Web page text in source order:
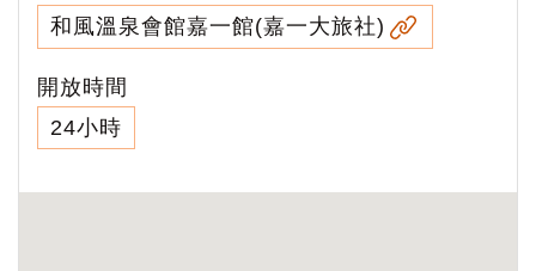
和風溫泉會館嘉一館(嘉一大旅社)
開放時間
24小時